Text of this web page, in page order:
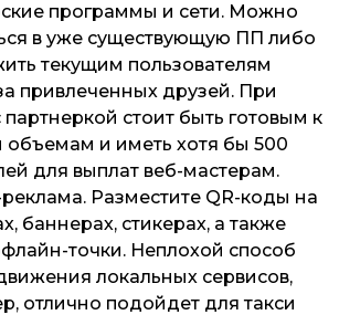
программы и сети. Можно
в уже существующую ПП либо
текущим пользователям
привлеченных друзей. При
партнеркой стоит быть готовым к
объемам и иметь хотя бы 500
для выплат веб-мастерам.
. Разместите QR-коды на
баннерах, стикерах, а также
точки. Неплохой способ
локальных сервисов,
отлично подойдет для такси